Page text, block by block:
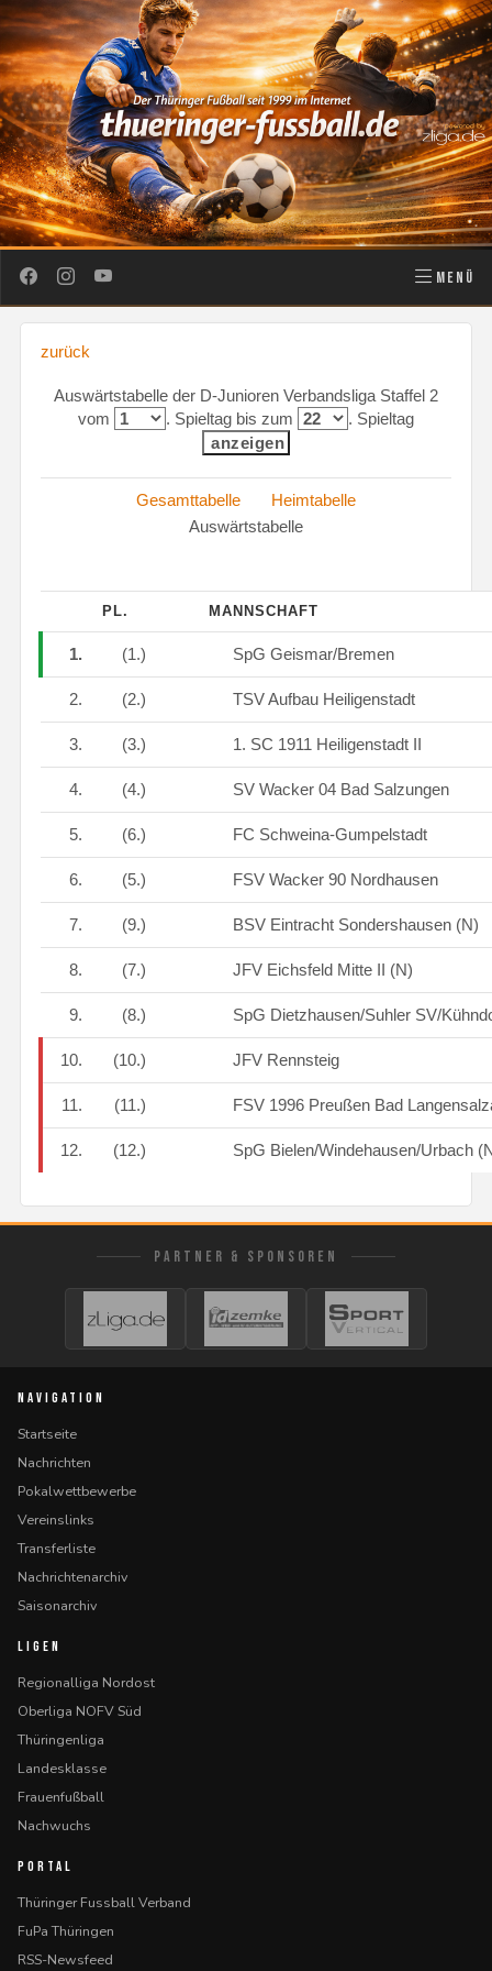
MENÜ
zurück
Auswärtstabelle der D-Junioren Verbandsliga Staffel 2
vom
. Spieltag bis zum . Spieltag
Gesamttabelle
Heimtabelle
Auswärtstabelle
PL. MANNSCHAFT
1. (1.) SpG Geismar/Bremen
2. (2.) TSV Aufbau Heiligenstadt
3. (3.) 1. SC 1911 Heiligenstadt II
4. (4.) SV Wacker 04 Bad Salzungen
5. (6.) FC Schweina-Gumpelstadt
6. (5.) FSV Wacker 90 Nordhausen
7. (9.) BSV Eintracht Sondershausen (N)
8. (7.) JFV Eichsfeld Mitte II (N)
9. (8.) SpG Dietzhausen/Suhler SV/
10. (10.) JFV Rennsteig
11. (11.) FSV 1996 Preußen Bad
12. (12.) SpG Bielen/Windehausen/Urbach
PARTNER & SPONSOREN
NAVIGATION
Startseite
Nachrichten
Pokalwettbewerbe
Vereinslinks
Transferliste
Nachrichtenarchiv
Saisonarchiv
LIGEN
Regionalliga Nordost
Oberliga NOFV Süd
Thüringenliga
Landesklasse
Frauenfußball
Nachwuchs
PORTAL
Thüringer Fussball Verband
FuPa Thüringen
RSS-Newsfeed